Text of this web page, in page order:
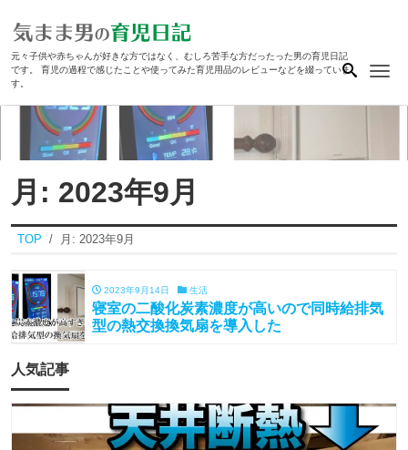
元々子供や赤ちゃんが好きな方ではなく、むしろ苦手な方だったった男の育児日記
です。 育児の過程で感じたことや使ってみた育児用品のレビューなどを綴っていま
す。
月: 2023年9月
TOP 月: 2023年9月
2023年9月14日 生活
寝室の二酸化炭素濃度が高いので同時給排気
型の熱交換換気扇を導入した
人気記事